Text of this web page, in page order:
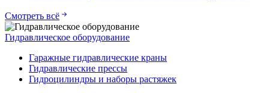
Смотреть всё
Гидравлическое оборудование
Гаражные гидравлические краны
Гидравлические прессы
Гидроцилиндры и наборы растяжек